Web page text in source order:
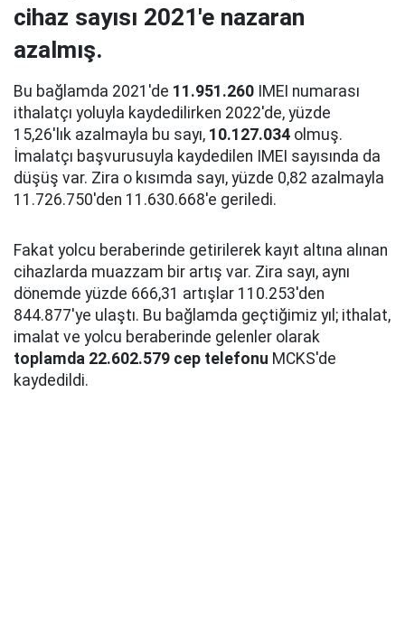
cihaz sayısı 2021'e nazaran
azalmış.
Bu bağlamda 2021'de 11.951.260 IMEI numarası
ithalatçı yoluyla kaydedilirken 2022'de, yüzde
15,26'lık azalmayla bu sayı, 10.127.034 olmuş.
İmalatçı başvurusuyla kaydedilen IMEI sayısında da
düşüş var. Zira o kısımda sayı, yüzde 0,82 azalmayla
11.726.750'den 11.630.668'e geriledi.
Fakat yolcu beraberinde getirilerek kayıt altına alınan
cihazlarda muazzam bir artış var. Zira sayı, aynı
dönemde yüzde 666,31 artışlar 110.253'den
844.877'ye ulaştı. Bu bağlamda geçtiğimiz yıl; ithalat,
imalat ve yolcu beraberinde gelenler olarak
toplamda 22.602.579 cep telefonu MCKS'de
kaydedildi.